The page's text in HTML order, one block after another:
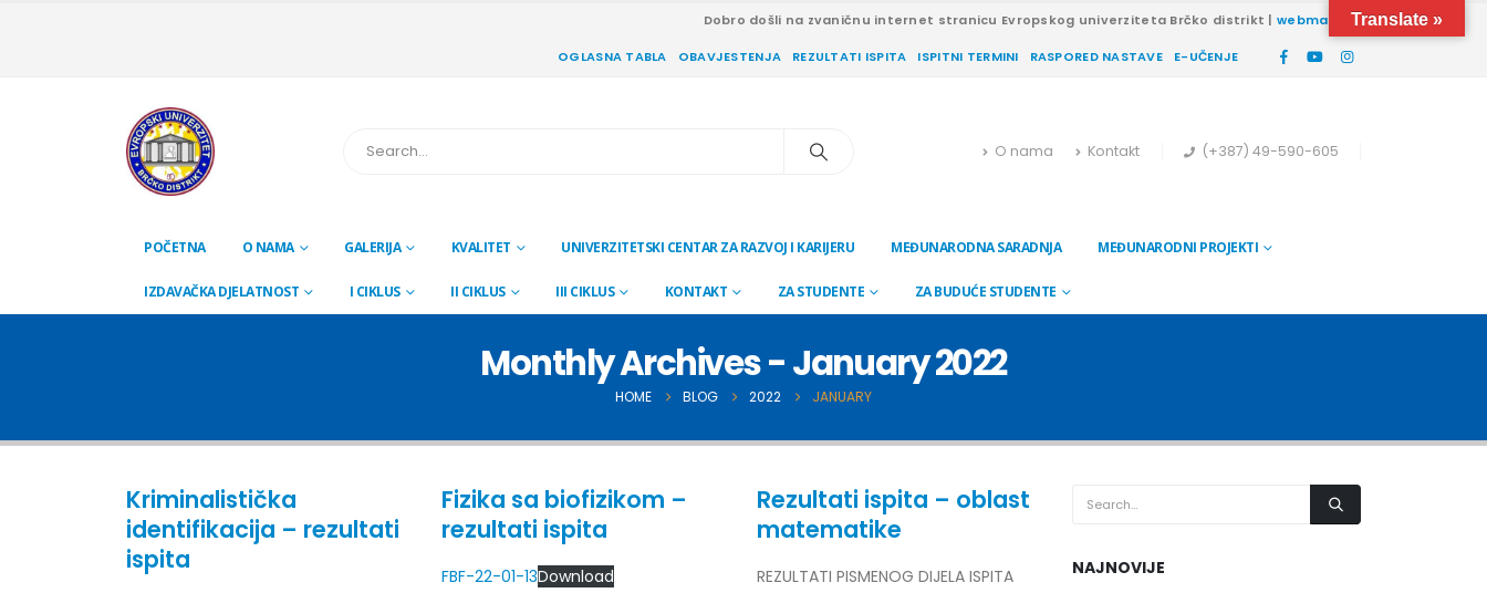
Dobro došli na zvaničnu internet stranicu Evropskog univerziteta Brčko distrikt |webmail
OGLASNA TABLA OBAVJESTENJA REZULTATI ISPITA ISPITNI TERMINI RASPORED NASTAVE E-UČENJE
O nama Kontakt (+387) 49-590-605
POČETNA O NAMA GALERIJA KVALITET UNIVERZITETSKI CENTAR ZA RAZVOJ I KARIJERU MEĐUNARODNA SARADNJA MEĐUNARODNI PROJEKTI
IZDAVAČKA DJELATNOST I CIKLUS II CIKLUS III CIKLUS KONTAKT ZA STUDENTE ZA BUDUĆE STUDENTE
Monthly Archives - January 2022
HOME BLOG 2022 JANUARY
Kriminalistička
identifikacija – rezultati
ispita
Fizika sa biofizikom –
rezultati ispita
FBF-22-01-13Download
Rezultati ispita – oblast
matematike
REZULTATI PISMENOG DIJELA ISPITA
NAJNOVIJE
Translate »